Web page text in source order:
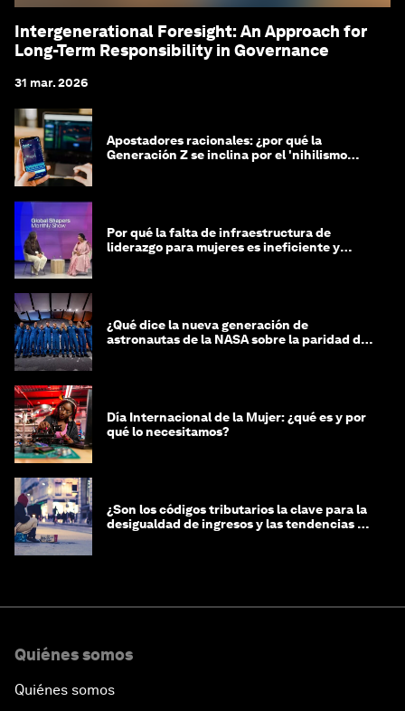
Intergenerational Foresight: An Approach for
Long-Term Responsibility in Governance
31 mar. 2026
Apostadores racionales: ¿por qué la
Generación Z se inclina por el 'nihilismo
Por qué la falta de infraestructura de
liderazgo para mujeres es ineficiente y
¿Qué dice la nueva generación de
astronautas de la NASA sobre la paridad de
Día Internacional de la Mujer: ¿qué es y por
qué lo necesitamos?
¿Son los códigos tributarios la clave para la
desigualdad de ingresos y las tendencias de
Quiénes somos
Quiénes somos